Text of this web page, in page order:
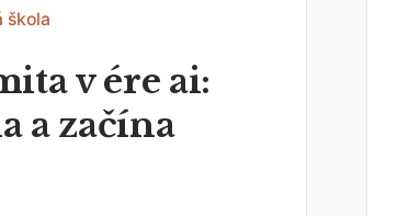
škola
v ére ai:
a začína